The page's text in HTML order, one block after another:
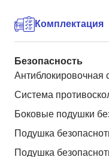
Комплектация
Безопасность
Антиблокировочная
Система
Боковые подушки
Подушка
Подушка